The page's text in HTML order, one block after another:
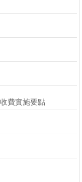
費實施要點